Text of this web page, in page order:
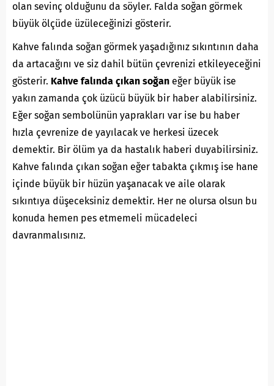
olan sevinç olduğunu da söyler. Falda soğan görmek
büyük ölçüde üzüleceğinizi gösterir.
Kahve falında soğan görmek yaşadığınız sıkıntının daha
da artacağını ve siz dahil bütün çevrenizi etkileyeceğini
gösterir. Kahve falında çıkan soğan eğer büyük ise
yakın zamanda çok üzücü büyük bir haber alabilirsiniz.
Eğer soğan sembolünün yaprakları var ise bu haber
hızla çevrenize de yayılacak ve herkesi üzecek
demektir. Bir ölüm ya da hastalık haberi duyabilirsiniz.
Kahve falında çıkan soğan eğer tabakta çıkmış ise hane
içinde büyük bir hüzün yaşanacak ve aile olarak
sıkıntıya düşeceksiniz demektir. Her ne olursa olsun bu
konuda hemen pes etmemeli mücadeleci
davranmalısınız.